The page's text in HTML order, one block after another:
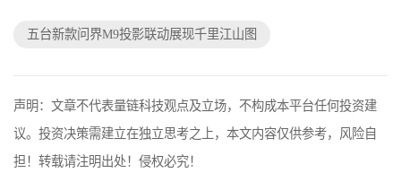
五台新款问界M9投影联动展现千里江山图
声明：文章不代表量链科技观点及立场，不构成本平台任何投资建
议。投资决策需建立在独立思考之上，本文内容仅供参考，风险自
担！转载请注明出处！侵权必究！